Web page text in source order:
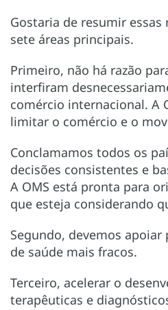
Gostaria de resumir essas
sete áreas principais.
Primeiro, não há razão
interfiram
comércio internacional. A
limitar o comércio e o
Conclamamos todos os
decisões consistentes e
A OMS está pronta para
que esteja considerando
Segundo, devemos apoiar
de saúde mais fracos.
Terceiro, acelerar o
terapêuticas e